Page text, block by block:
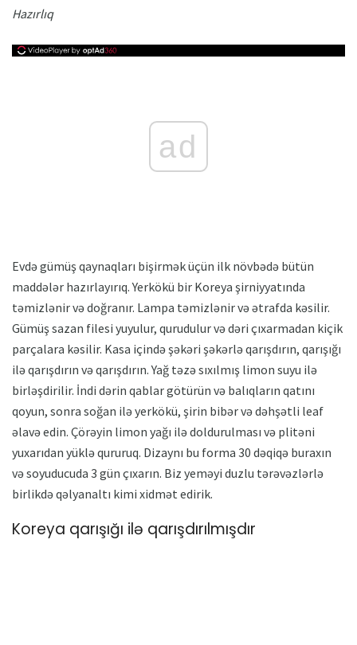
Hazırlıq
ad
Evdə gümüş qaynaqları bişirmək üçün ilk növbədə bütün
maddələr hazırlayırıq. Yerkökü bir Koreya şirniyyatında
təmizlənir və doğranır. Lampa təmizlənir və ətrafda kəsilir.
Gümüş sazan filesi yuyulur, qurudulur və dəri çıxarmadan kiçik
parçalara kəsilir. Kasa içində şəkəri şəkərlə qarışdırın, qarışığı
ilə qarışdırın və qarışdırın. Yağ təzə sıxılmış limon suyu ilə
birləşdirilir. İndi dərin qablar götürün və balıqların qatını
qoyun, sonra soğan ilə yerkökü, şirin bibər və dəhşətli leaf
əlavə edin. Çörəyin limon yağı ilə doldurulması və plitəni
yuxarıdan yüklə qururuq. Dizaynı bu forma 30 dəqiqə buraxın
və soyuducuda 3 gün çıxarın. Biz yeməyi duzlu tərəvəzlərlə
birlikdə qəlyanaltı kimi xidmət edirik.
Koreya qarışığı ilə qarışdırılmışdır